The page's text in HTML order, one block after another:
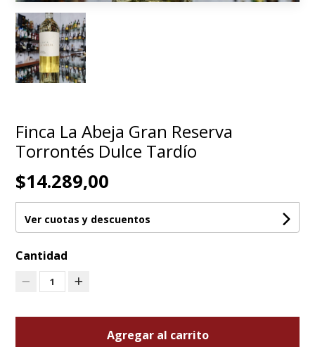
Finca La Abeja Gran Reserva
Torrontés Dulce Tardío
$14.289,00
Ver cuotas y descuentos
Cantidad
1
Agregar al carrito